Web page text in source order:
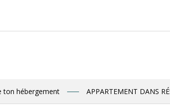
ton hébergement APPARTEMENT DANS